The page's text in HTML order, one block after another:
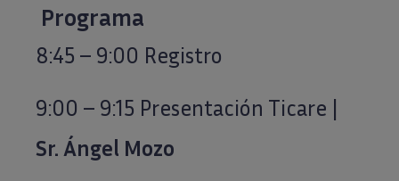
Información para pacientes
ES
Programa
8:45 – 9:00 Registro
9:00 – 9:15 Presentación Ticare |
Sr. Ángel Mozo